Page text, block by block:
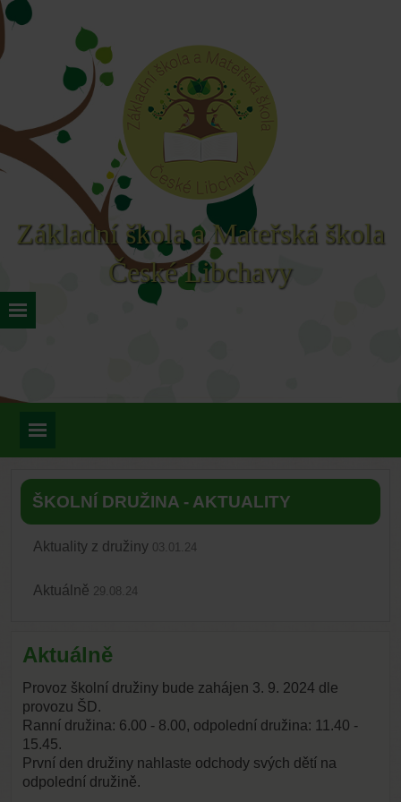
Základní škola a Mateřská škola
České Libchavy
ŠKOLNÍ DRUŽINA - AKTUALITY
Aktuality z družiny 03.01.24
Aktuálně 29.08.24
Aktuálně
Provoz školní družiny bude zahájen 3. 9. 2024 dle
provozu ŠD.
Ranní družina: 6.00 - 8.00, odpolední družina: 11.40 -
15.45.
První den družiny nahlaste odchody svých dětí na
odpolední družině.